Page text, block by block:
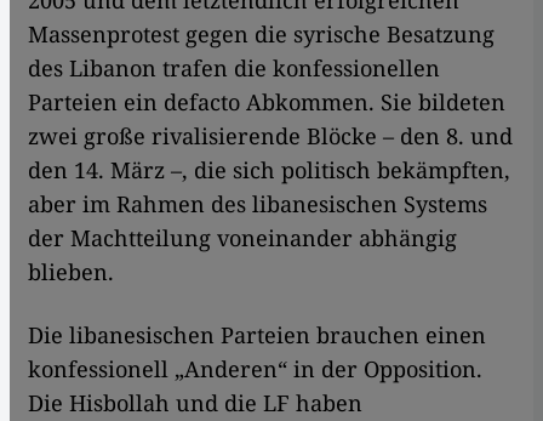
Massenprotest gegen die syrische Besatzung
des Libanon trafen die konfessionellen
Parteien ein defacto Abkommen. Sie bildeten
zwei große rivalisierende Blöcke – den 8. und
den 14. März –, die sich politisch bekämpften,
aber im Rahmen des libanesischen Systems
der Machtteilung voneinander abhängig
blieben.
Die libanesischen Parteien brauchen einen
konfessionell „Anderen“ in der Opposition.
Die Hisbollah und die LF haben